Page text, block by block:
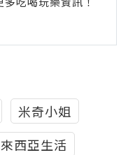
米奇小姐
西亞生活